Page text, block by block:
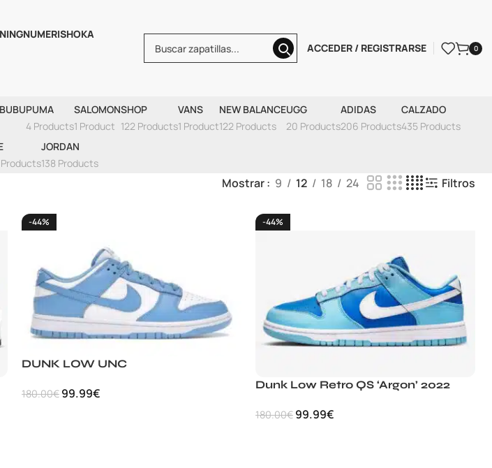
NUMERISHOKA
ACCEDER / REGISTRARSE 0
Low
PUMA
4 Products
SALOMON
1 Product
SHOP
122 Products
VANS
1 Product
NEW BALANCE
122 Products
UGG
20 Products
ADIDAS
206 Products
CALZADO
435 Products
JORDAN
138 Products
Mostrar 9 12 18 24 Filtros
-44%
DUNK LOW UNC
180.00€ 99.99€
-44%
Dunk Low Retro QS ‘Argon’ 2022
180.00€ 99.99€